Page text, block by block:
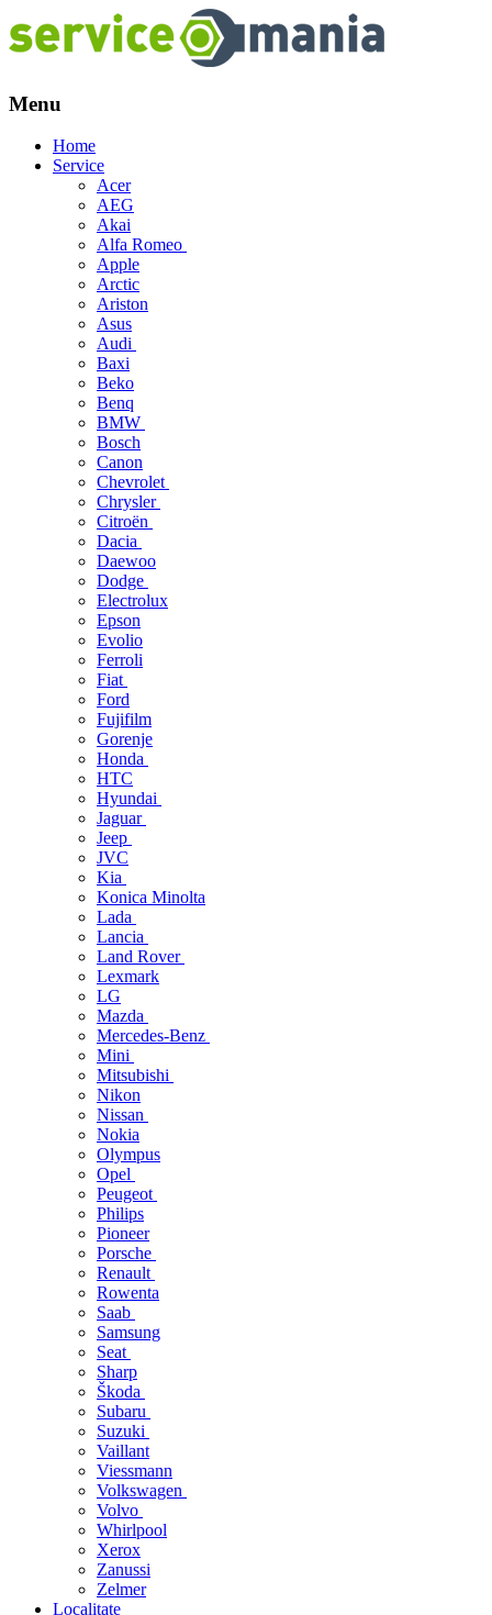
Menu
Skip
Home
Service
Acer
AEG
Akai
Alfa Romeo
Apple
Arctic
Ariston
Asus
Audi
Baxi
Beko
Benq
BMW
Bosch
Canon
Chevrolet
Chrysler
Citroën
Dacia
Daewoo
Dodge
Electrolux
Epson
Evolio
Ferroli
Fiat
Ford
Fujifilm
Gorenje
Honda
HTC
Hyundai
Jaguar
Jeep
JVC
Kia
Konica Minolta
Lada
Lancia
Land Rover
Lexmark
LG
Mazda
Mercedes-Benz
Mini
Mitsubishi
Nikon
Nissan
Nokia
Olympus
Opel
Peugeot
Philips
Pioneer
Porsche
Renault
Rowenta
Saab
Samsung
Seat
Sharp
Škoda
Subaru
Suzuki
Vaillant
Viessmann
Volkswagen
Volvo
Whirlpool
Xerox
Zanussi
Zelmer
Localitate